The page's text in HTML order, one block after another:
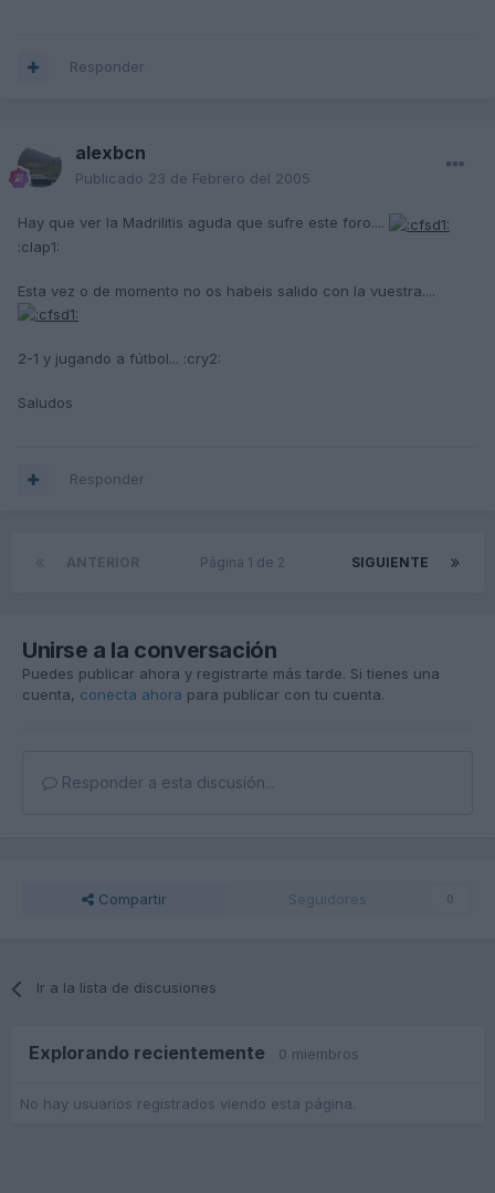
Responder
alexbcn
Publicado 23 de Febrero del 2005
Hay que ver la Madrilitis aguda que sufre este foro....
:clap1:
Esta vez o de momento no os habeis salido con la vuestra....
2-1 y jugando a fútbol... :cry2:
Saludos
Responder
SIGUIENTE
Página 1 de 2
Unirse a la conversación
Puedes publicar ahora y registrarte más tarde. Si tienes una
cuenta, conecta ahora para publicar con tu cuenta.
Responder a esta discusión...
Compartir Seguidores 0
Ir a la lista de discusiones
Explorando recientemente 0 miembros
No hay usuarios registrados viendo esta página.